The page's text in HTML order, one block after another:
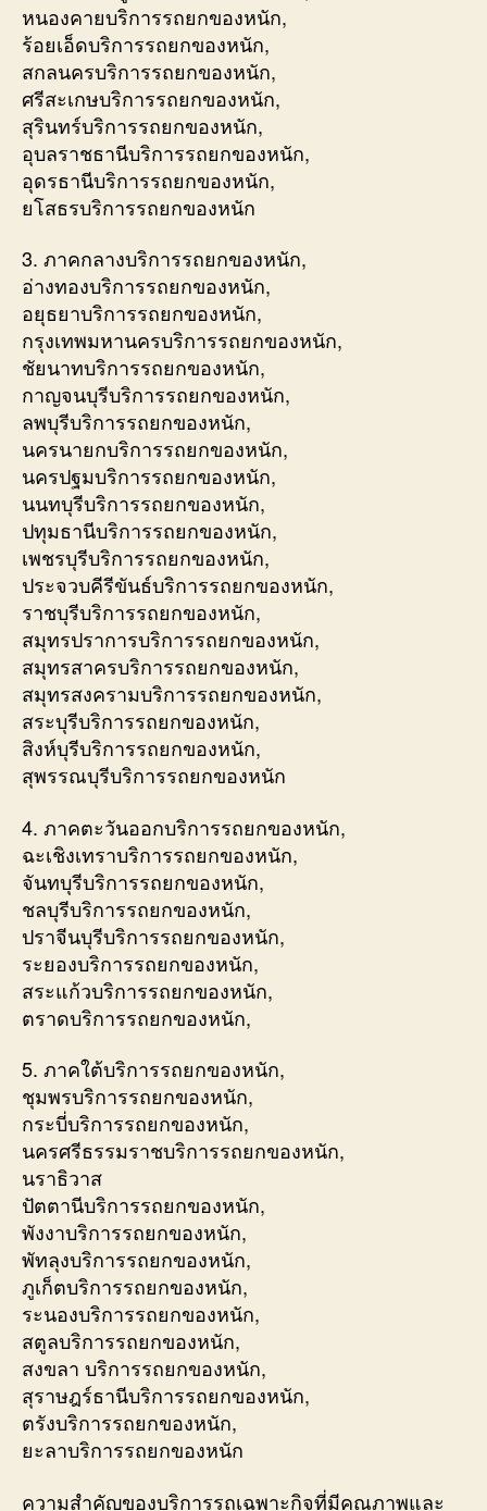
หนองคายบริการรถยกของหนัก,
ร้อยเอ็ดบริการรถยกของหนัก,
สกลนครบริการรถยกของหนัก,
ศรีสะเกษบริการรถยกของหนัก,
สุรินทร์บริการรถยกของหนัก,
อุบลราชธานีบริการรถยกของหนัก,
อุดรธานีบริการรถยกของหนัก,
ยโสธรบริการรถยกของหนัก
3. ภาคกลางบริการรถยกของหนัก,
อ่างทองบริการรถยกของหนัก,
อยุธยาบริการรถยกของหนัก,
กรุงเทพมหานครบริการรถยกของหนัก,
ชัยนาทบริการรถยกของหนัก,
กาญจนบุรีบริการรถยกของหนัก,
ลพบุรีบริการรถยกของหนัก,
นครนายกบริการรถยกของหนัก,
นครปฐมบริการรถยกของหนัก,
นนทบุรีบริการรถยกของหนัก,
ปทุมธานีบริการรถยกของหนัก,
เพชรบุรีบริการรถยกของหนัก,
ประจวบคีรีขันธ์บริการรถยกของหนัก,
ราชบุรีบริการรถยกของหนัก,
สมุทรปราการบริการรถยกของหนัก,
สมุทรสาครบริการรถยกของหนัก,
สมุทรสงครามบริการรถยกของหนัก,
สระบุรีบริการรถยกของหนัก,
สิงห์บุรีบริการรถยกของหนัก,
สุพรรณบุรีบริการรถยกของหนัก
4. ภาคตะวันออกบริการรถยกของหนัก,
ฉะเชิงเทราบริการรถยกของหนัก,
จันทบุรีบริการรถยกของหนัก,
ชลบุรีบริการรถยกของหนัก,
ปราจีนบุรีบริการรถยกของหนัก,
ระยองบริการรถยกของหนัก,
สระแก้วบริการรถยกของหนัก,
ตราดบริการรถยกของหนัก,
5. ภาคใต้บริการรถยกของหนัก,
ชุมพรบริการรถยกของหนัก,
กระบี่บริการรถยกของหนัก,
นครศรีธรรมราชบริการรถยกของหนัก,
นราธิวาส
ปัตตานีบริการรถยกของหนัก,
พังงาบริการรถยกของหนัก,
พัทลุงบริการรถยกของหนัก,
ภูเก็ตบริการรถยกของหนัก,
ระนองบริการรถยกของหนัก,
สตูลบริการรถยกของหนัก,
สงขลา บริการรถยกของหนัก,
สุราษฎร์ธานีบริการรถยกของหนัก,
ตรังบริการรถยกของหนัก,
ยะลาบริการรถยกของหนัก
ความสำคัญของบริการรถเฉพาะกิจที่มีคุณภาพและ